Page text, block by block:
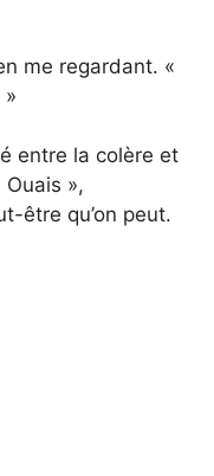
me regardant. «
»
entre la colère et
Ouais »,
être qu’on peut.